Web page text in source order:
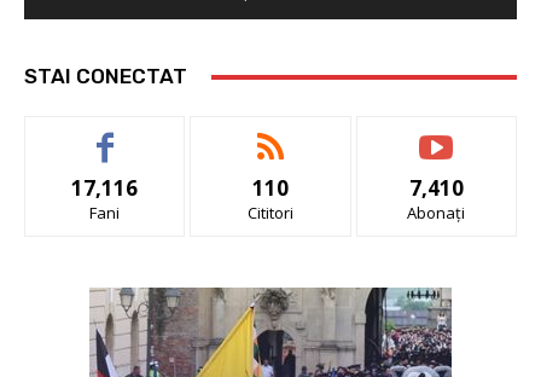
STAI CONECTAT
17,116
Fani
110
Cititori
7,410
Abonați